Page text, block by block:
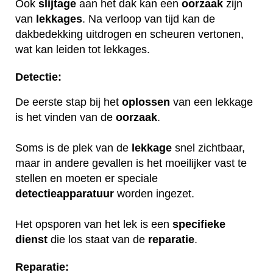
Ook slijtage aan het dak kan een oorzaak zijn
van lekkages. Na verloop van tijd kan de
dakbedekking uitdrogen en scheuren vertonen,
wat kan leiden tot lekkages.
Detectie:
De eerste stap bij het oplossen van een lekkage
is het vinden van de oorzaak.
Soms is de plek van de lekkage snel zichtbaar,
maar in andere gevallen is het moeilijker vast te
stellen en moeten er speciale
detectieapparatuur worden ingezet.
Het opsporen van het lek is een specifieke
dienst die los staat van de reparatie.
Reparatie: